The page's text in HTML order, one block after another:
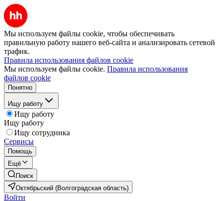
Мы используем файлы cookie, чтобы обеспечивать
правильную работу нашего веб-сайта и анализировать сетевой
трафик.
Правила использования файлов cookie
Мы используем файлы cookie. Правила использования
файлов cookie
Понятно
Ищу работу
Ищу работу
Ищу работу
Ищу сотрудника
Сервисы
Помощь
Ещё
Поиск
Октябрьский (Волгоградская область)
Войти